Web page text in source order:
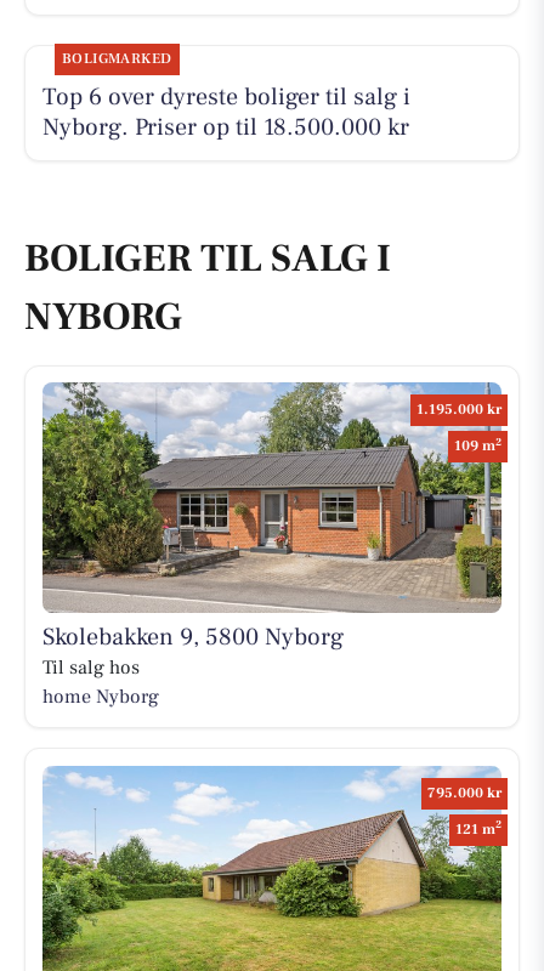
BOLIGMARKED
Top 6 over dyreste boliger til salg i
Nyborg. Priser op til 18.500.000 kr
BOLIGER TIL SALG I
NYBORG
1.195.000 kr
109 m2
Skolebakken 9, 5800 Nyborg
Til salg hos
home Nyborg
795.000 kr
121 m2